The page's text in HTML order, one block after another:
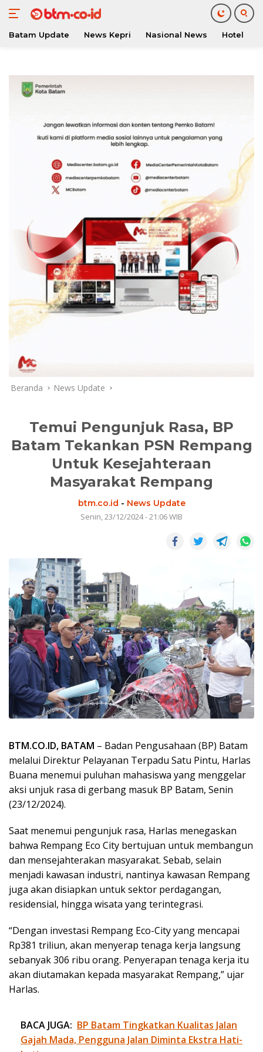
konten
Batam Update News Kepri Nasional News Hotel
Beranda News Update
Temui Pengunjuk Rasa, BP
Batam Tekankan PSN Rempang
Untuk Kesejahteraan
Masyarakat Rempang
btm.co.id - News Update
Senin, 23/12/2024 - 21:06 WIB
BTM.CO.ID, BATAM – Badan Pengusahaan (BP) Batam
melalui Direktur Pelayanan Terpadu Satu Pintu, Harlas
Buana menemui puluhan mahasiswa yang menggelar
aksi unjuk rasa di gerbang masuk BP Batam, Senin
(23/12/2024).
Saat menemui pengunjuk rasa, Harlas menegaskan
bahwa Rempang Eco City bertujuan untuk membangun
dan mensejahterakan masyarakat. Sebab, selain
menjadi kawasan industri, nantinya kawasan Rempang
juga akan disiapkan untuk sektor perdagangan,
residensial, hingga wisata yang terintegrasi.
“Dengan investasi Rempang Eco-City yang mencapai
Rp381 triliun, akan menyerap tenaga kerja langsung
sebanyak 306 ribu orang. Penyerapan tenaga kerja itu
akan diutamakan kepada masyarakat Rempang,” ujar
Harlas.
BACA JUGA: BP Batam Tingkatkan Kualitas Jalan
Gajah Mada, Pengguna Jalan Diminta Ekstra Hati-